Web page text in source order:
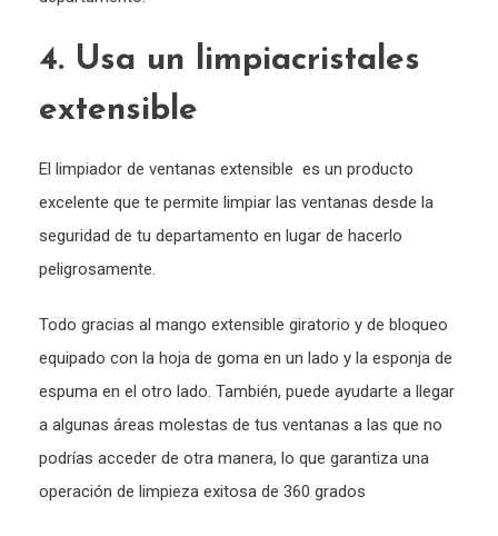
4. Usa un limpiacristales
extensible
El limpiador de ventanas extensible es un producto
excelente que te permite limpiar las ventanas desde la
seguridad de tu departamento en lugar de hacerlo
peligrosamente.
Todo gracias al mango extensible giratorio y de bloqueo
equipado con la hoja de goma en un lado y la esponja de
espuma en el otro lado. También, puede ayudarte a llegar
a algunas áreas molestas de tus ventanas a las que no
podrías acceder de otra manera, lo que garantiza una
operación de limpieza exitosa de 360 ​​grados